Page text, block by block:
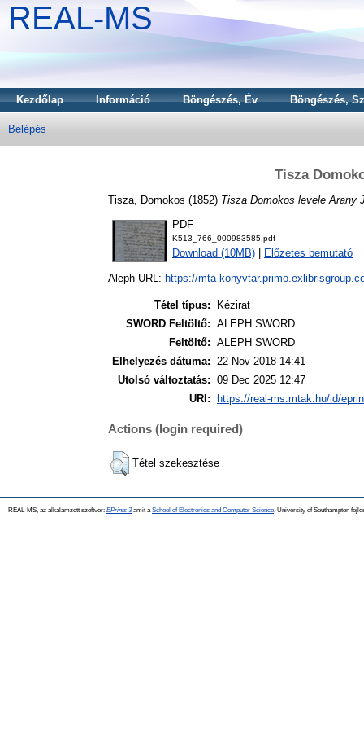
REAL-MS
Kezdőlap Információ Böngészés, Év Böngészés,
Belépés
Tisza
Tisza, Domokos (1852) Tisza Domokos levele Arany
PDF
K513_766_000983585.pdf
Download (10MB) Előzetes bemutató
Aleph URL: https://mta-
Tétel típus:
Kézirat
SWORD Feltöltő: ALEPH SWORD
Feltöltő: ALEPH SWORD
Elhelyezés dátuma: 22 Nov 2018 14:41
Utolsó változtatás: 09 Dec 2025 12:47
URI:
https://real-ms.mtak.hu/id/
Actions (login required)
Tétel szekesztése
REAL-MS, az alkalamzott szoftver: EPrints 3amit a School of Electronics and Computer Science , University of Southampton